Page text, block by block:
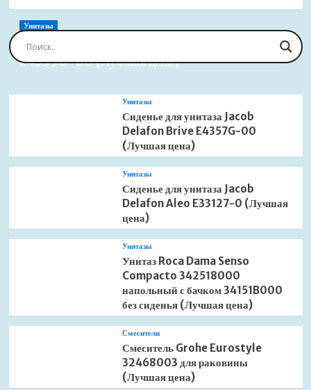
Унитазы
Сиденье для унитаза Jacob Delafon Brive
E4359G-00 (Лучшая цена)
Унитазы
Сиденье для унитаза Jacob
Delafon Brive E4357G-00
(Лучшая цена)
Унитазы
Сиденье для унитаза Jacob
Delafon Aleo E33127-0 (Лучшая
цена)
Унитазы
Унитаз Roca Dama Senso
Compacto 342518000
напольный с бачком 34151B000
без сиденья (Лучшая цена)
Смесители
Смеситель Grohe Eurostyle
32468003 для раковины
(Лучшая цена)